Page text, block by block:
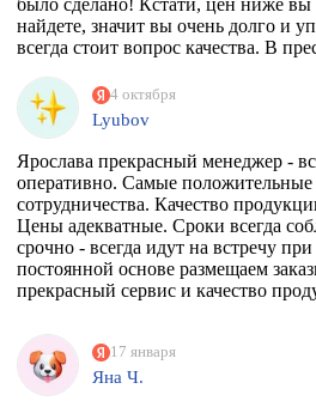
было сделано! Кстати, цен ниже вы
найдете, значит вы очень долго и
всегда стоит вопрос качества. В
4 октября
Lyubov
Ярослава прекрасный менеджер -
оперативно. Самые
сотрудничества. Качество
Цены адекватные. Сроки всегда
срочно - всегда идут на встречу
постоянной основе размещаем
прекрасный сервис и качество
17 января
Яна Ч.